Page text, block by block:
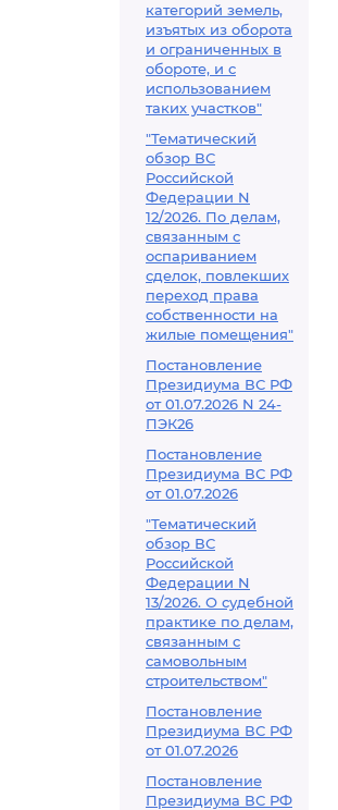
категорий земель,
изъятых из оборота
и ограниченных в
обороте, и с
использованием
таких участков"
"Тематический
обзор ВС
Российской
Федерации N
12/2026. По делам,
связанным с
оспариванием
сделок, повлекших
переход права
собственности на
жилые помещения"
Постановление
Президиума ВС РФ
от 01.07.2026 N 24-
ПЭК26
Постановление
Президиума ВС РФ
от 01.07.2026
"Тематический
обзор ВС
Российской
Федерации N
13/2026. О судебной
практике по делам,
связанным с
самовольным
строительством"
Постановление
Президиума ВС РФ
от 01.07.2026
Постановление
Президиума ВС РФ